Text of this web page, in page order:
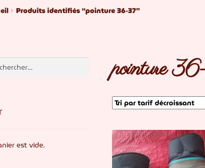
Produits identifiés “pointure 36-37”
pointure
:
est vide.